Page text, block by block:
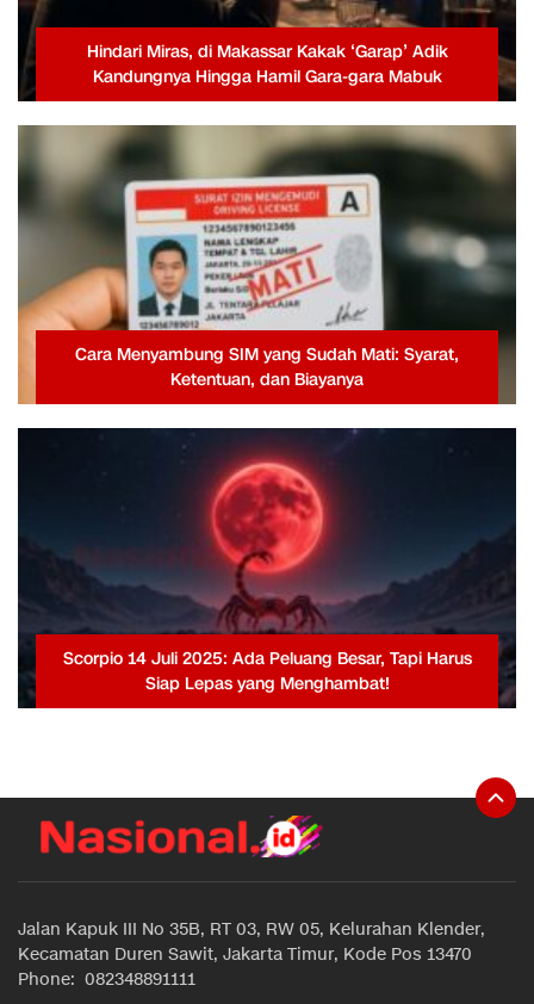
Hindari Miras, di Makassar Kakak ‘Garap’ Adik
Kandungnya Hingga Hamil Gara-gara Mabuk
Cara Menyambung SIM yang Sudah Mati: Syarat,
Ketentuan, dan Biayanya
Scorpio 14 Juli 2025: Ada Peluang Besar, Tapi Harus
Siap Lepas yang Menghambat!
Jalan Kapuk III No 35B, RT 03, RW 05, Kelurahan Klender,
Kecamatan Duren Sawit, Jakarta Timur, Kode Pos 13470
Phone: 082348891111